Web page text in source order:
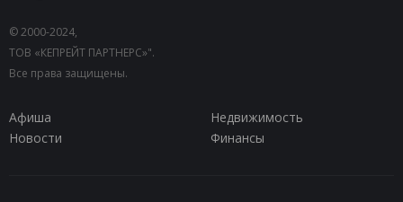
© 2000-2024,
ТОВ «КЕПРЕЙТ ПАРТНЕРС»".
Все права защищены.
Афиша
Недвижимость
Новости
Финансы